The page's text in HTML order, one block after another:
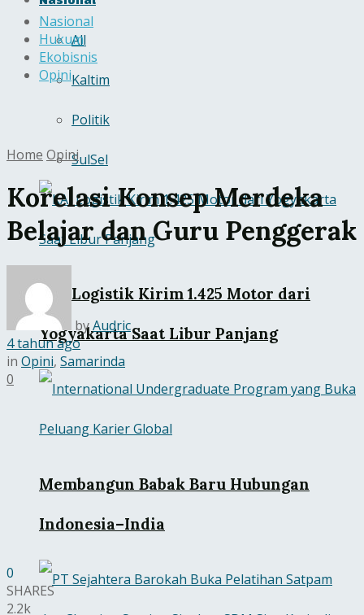
All
Kaltim
Politik
SulSel
KAI Logistik Kirim 1.425 Motor dari
Yogyakarta Saat Libur Panjang
Membangun Babak Baru Hubungan
Indonesia–India
Nasional
Hukum
Ekobisnis
Opini
Home Opini
Korelasi Konsep Merdeka
Belajar dan Guru Penggerak
byAudric
4 tahun ago
in Opini, Samarinda
0
0
SHARES
2.2k